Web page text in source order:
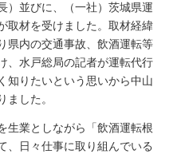
並びに、（一社）茨城県運
材を受けました。取材経緯
県内の交通事故、飲酒運転等
、水戸総局の記者が運転代行
知りたいという思いから中山
ました。
生業としながら「飲酒運転根
、日々仕事に取り組んでいる